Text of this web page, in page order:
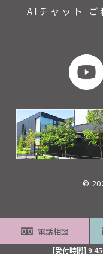
電話相談
[受付時間]
AIチャット ご
©